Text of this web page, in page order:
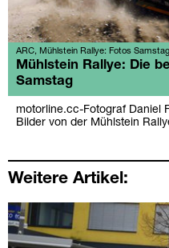
ARC, Mühlstein Rallye: Fotos Samstag
Mühlstein Rallye: Die
Samstag
motorline.cc-Fotograf Daniel
Bilder von der Mühlstein
Weitere Artikel: